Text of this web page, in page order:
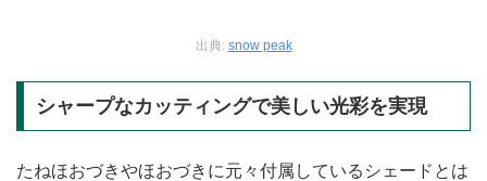
出典: snow peak
シャープなカッティングで美しい光彩を実現
たねほおづきやほおづきに元々付属しているシェードとは